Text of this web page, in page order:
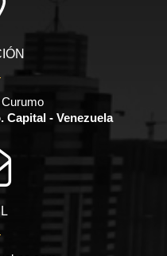
Capital - Venezuela